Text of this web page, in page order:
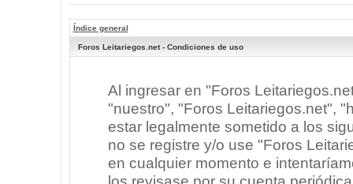
Índice general
Foros Leitariegos.net - Condiciones de uso
Al ingresar en "Foros
"nuestro", "Foros Leitariegos.net",
estar legalmente sometido a los
no se registre y/o use "Foros
en cualquier momento e